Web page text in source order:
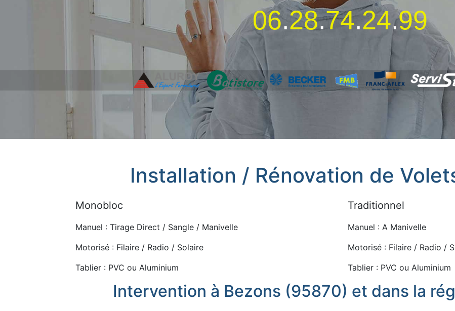
06.28.74.24.99
Installation / Rénovation de
Monobloc
Manuel : Tirage Direct / Sangle / Manivelle
Motorisé : Filaire / Radio / Solaire
Tablier : PVC ou Aluminium
Traditionnel
Manuel : A Manivelle
Motorisé : Filaire / Radio /
Tablier : PVC ou Aluminium
Intervention à Bezons (95870) et dans la